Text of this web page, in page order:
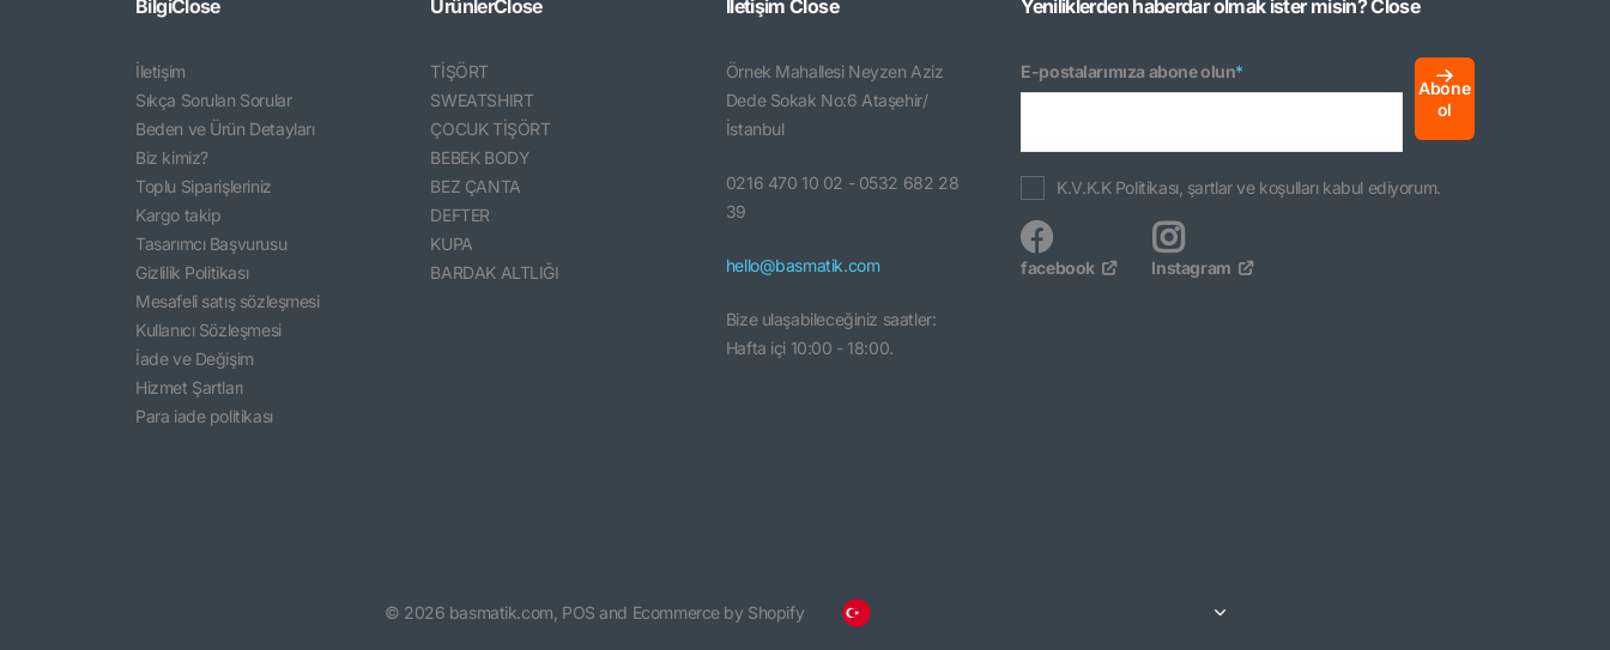
BilgiClose
İletişim
Sıkça Sorulan Sorular
Beden ve Ürün Detayları
Biz kimiz?
Toplu Siparişleriniz
Kargo takip
Tasarımcı Başvurusu
Gizlilik Politikası
Mesafeli satış sözleşmesi
Kullanıcı Sözleşmesi
İade ve Değişim
Hizmet Şartları
Para iade politikası
ÜrünlerClose
TİŞÖRT
SWEATSHIRT
ÇOCUK TİŞÖRT
BEBEK BODY
BEZ ÇANTA
DEFTER
KUPA
BARDAK ALTLIĞI
İletişimClose
Örnek Mahallesi Neyzen Aziz
Dede Sokak No:6 Ataşehir/
İstanbul
0216 470 10 02 - 0532 682 28
39
hello@basmatik.com
Bize ulaşabileceğiniz saatler:
Hafta içi 10:00 - 18:00.
Yeniliklerden haberdar olmak ister misin?Close
E-postalarımıza abone olun*
Abone
ol
K.V.K.K Politikası, şartlar ve koşulları kabul ediyorum.
facebook Instagram
© 2026 basmatik.com, POS and Ecommerce by Shopify